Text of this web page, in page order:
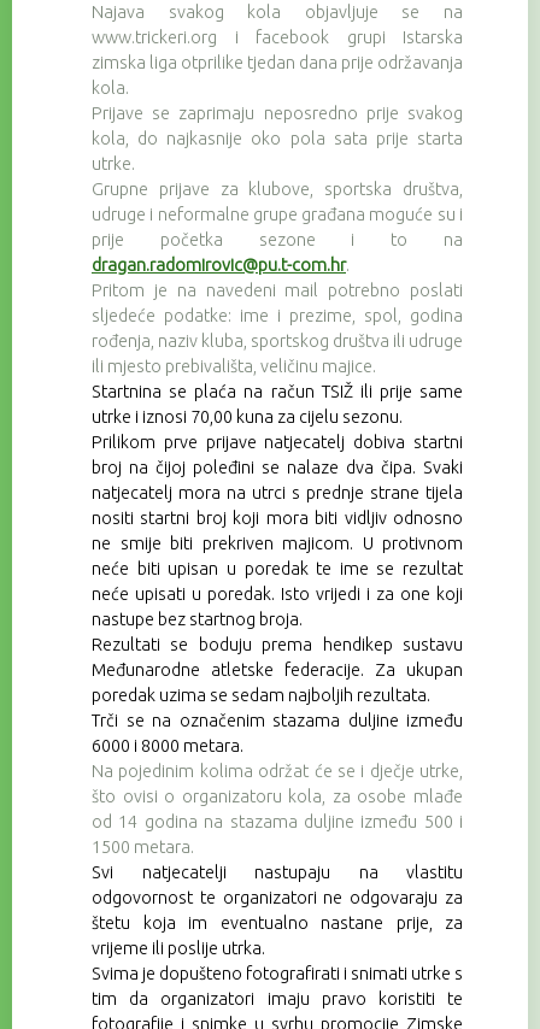
Najava svakog kola objavljuje se na
www.trickeri.org i facebook grupi Istarska
zimska liga otprilike tjedan dana prije održavanja
kola.
Prijave se zaprimaju neposredno prije svakog
kola, do najkasnije oko pola sata prije starta
utrke.
Grupne prijave za klubove, sportska društva,
udruge i neformalne grupe građana moguće su i
prije početka sezone i to na
dragan.radomirovic@pu.t-com.hr.
Pritom je na navedeni mail potrebno poslati
sljedeće podatke: ime i prezime, spol, godina
rođenja, naziv kluba, sportskog društva ili udruge
ili mjesto prebivališta, veličinu majice.
Startnina se plaća na račun TSIŽ ili prije same
utrke i iznosi 70,00 kuna za cijelu sezonu.
Prilikom prve prijave natjecatelj dobiva startni
broj na čijoj poleđini se nalaze dva čipa. Svaki
natjecatelj mora na utrci s prednje strane tijela
nositi startni broj koji mora biti vidljiv odnosno
ne smije biti prekriven majicom. U protivnom
neće biti upisan u poredak te ime se rezultat
neće upisati u poredak. Isto vrijedi i za one koji
nastupe bez startnog broja.
Rezultati se boduju prema hendikep sustavu
Međunarodne atletske federacije. Za ukupan
poredak uzima se sedam najboljih rezultata.
Trči se na označenim stazama duljine između
6000 i 8000 metara.
Na pojedinim kolima održat će se i dječje utrke,
što ovisi o organizatoru kola, za osobe mlađe
od 14 godina na stazama duljine između 500 i
1500 metara.
Svi natjecatelji nastupaju na vlastitu
odgovornost te organizatori ne odgovaraju za
štetu koja im eventualno nastane prije, za
vrijeme ili poslije utrka.
Svima je dopušteno fotografirati i snimati utrke s
tim da organizatori imaju pravo koristiti te
fotografije i snimke u svrhu promocije Zimske